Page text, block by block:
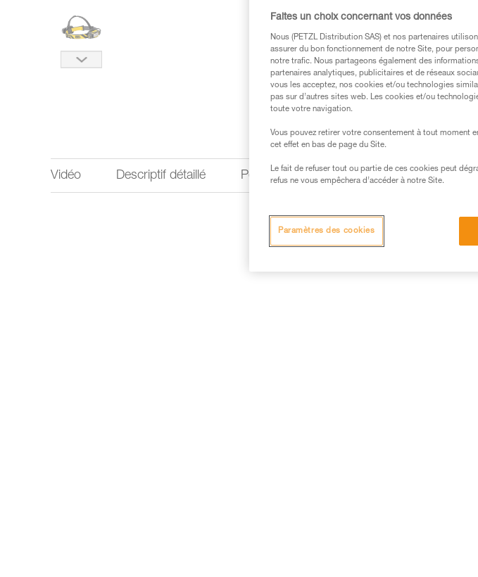
Vidéo Descriptif détaillé Performances d'éclairage
Faites un choix concernant vos données
Nous (PETZL Distribution SAS) et nos partenaires
assurer du bon fonctionnement de notre Site, pour
notre trafic. Nous partageons également des
partenaires analytiques, publicitaires et de réseaux
vous les acceptez, nos cookies et/ou technologies
pas sur d’autres sites web. Les cookies et/ou
toute votre navigation.
Vous pouvez retirer votre consentement à tout moment
cet effet en bas de page du Site.
Le fait de refuser tout ou partie de ces cookies peut
refus ne vous empêchera d’accéder à notre Site.
Paramètres des cookies